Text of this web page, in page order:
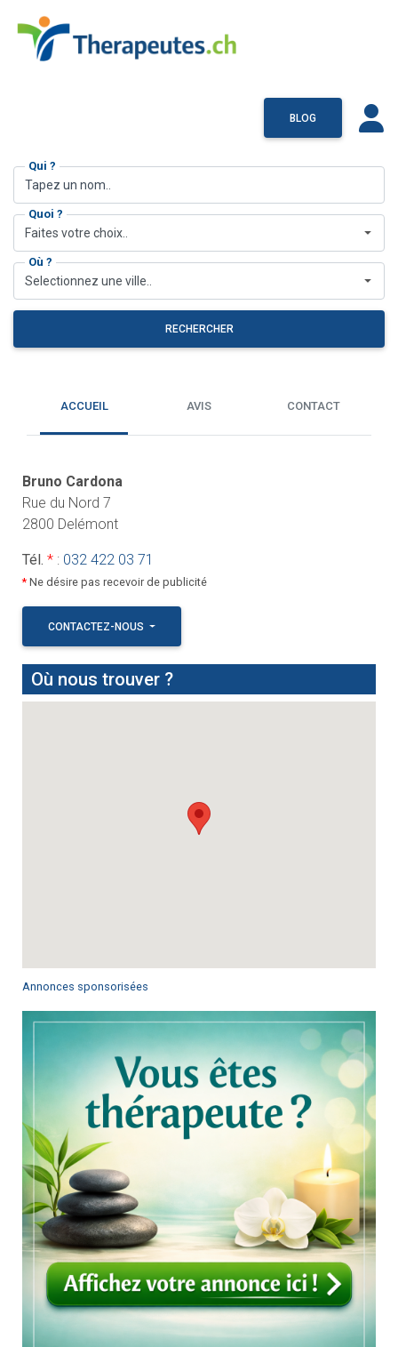
BLOG
Qui ?
Quoi ?
Faites votre choix..
Où ?
Selectionnez une ville..
RECHERCHER
ACCUEIL AVIS CONTACT
Bruno Cardona
Rue du Nord 7
2800 Delémont
Tél. *: 032 422 03 71
*Ne désire pas recevoir de publicité
CONTACTEZ-NOUS
Où nous trouver ?
Annonces sponsorisées